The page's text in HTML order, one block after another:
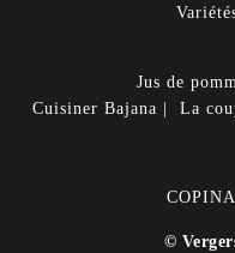
Jus de
Cuisiner Bajana La
©